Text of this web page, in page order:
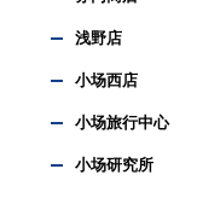
浅野店
小场西店
小场旅行中心
小场研究所